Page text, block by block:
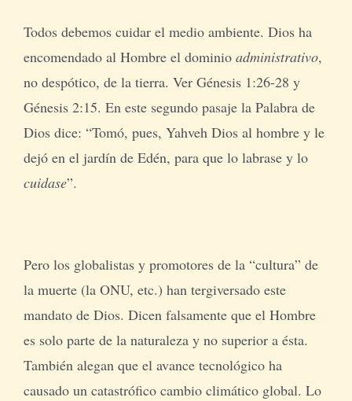
Todos debemos cuidar el medio ambiente. Dios ha
encomendado al Hombre el dominio administrativo,
no despótico, de la tierra. Ver Génesis 1:26-28 y
Génesis 2:15. En este segundo pasaje la Palabra de
Dios dice: “Tomó, pues, Yahveh Dios al hombre y le
dejó en el jardín de Edén, para que lo labrase y lo
cuidase”.
Pero los globalistas y promotores de la “cultura” de
la muerte (la ONU, etc.) han tergiversado este
mandato de Dios. Dicen falsamente que el Hombre
es solo parte de la naturaleza y no superior a ésta.
También alegan que el avance tecnológico ha
causado un catastrófico cambio climático global. Lo